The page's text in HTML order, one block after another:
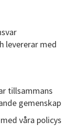
levererar med
tillsammans
gemenskap
våra policys